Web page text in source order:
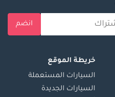
انضم
خريطة الموقع
السيارات المستعملة
السيارات الجديدة